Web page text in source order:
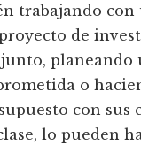
trabajando con
de
planeando
o
con sus
lo pueden